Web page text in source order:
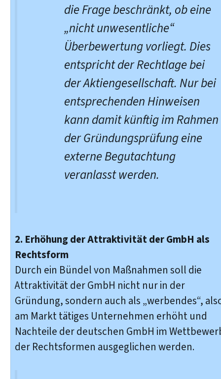
die Frage beschränkt, ob eine
„nicht unwesentliche“
Überbewertung vorliegt. Dies
entspricht der Rechtlage bei
der Aktiengesellschaft. Nur bei
entsprechenden Hinweisen
kann damit künftig im Rahmen
der Gründungsprüfung eine
externe Begutachtung
veranlasst werden.
2. Erhöhung der Attraktivität der GmbH als
Rechtsform
Durch ein Bündel von Maßnahmen soll die
Attraktivität der GmbH nicht nur in der
Gründung, sondern auch als „werbendes“,
am Markt tätiges Unternehmen erhöht und
Nachteile der deutschen GmbH im
der Rechtsformen ausgeglichen werden.